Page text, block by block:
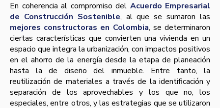
En coherencia al compromiso del Acuerdo Empresarial
de Construcción Sostenible, al que se sumaron las
mejores constructoras en Colombia, se determinaron
ciertas características que convierten una vivienda en un
espacio que integra la urbanización, con impactos positivos
en el ahorro de la energía desde la etapa de planeación
hasta la de diseño del inmueble. Entre tanto, la
reutilización de materiales a través de la identificación y
separación de los aprovechables y los que no, los
especiales, entre otros, y las estrategias que se utilizaron